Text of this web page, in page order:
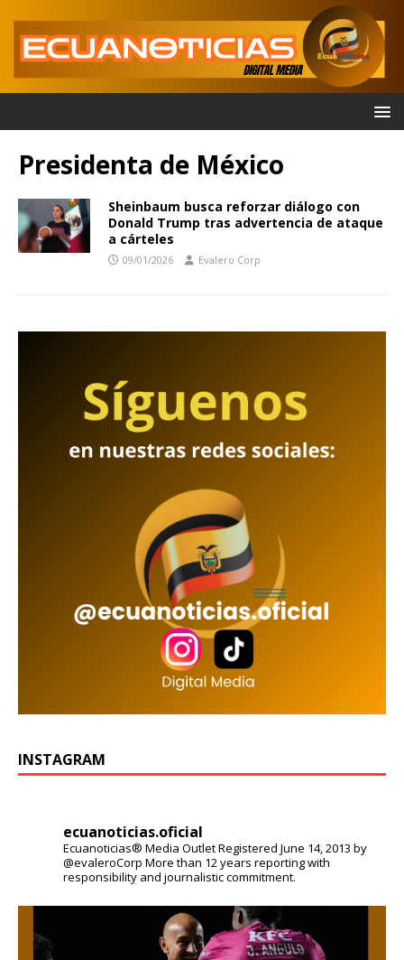
Presidenta de México
Sheinbaum busca reforzar diálogo con
Donald Trump tras advertencia de ataque
a cárteles
09/01/2026 Evalero Corp
INSTAGRAM
ecuanoticias.oficial
Ecuanoticias® Media OutletRegistered June 14, 2013 by
@evaleroCorp More than 12 years reporting with
responsibility and journalistic commitment.